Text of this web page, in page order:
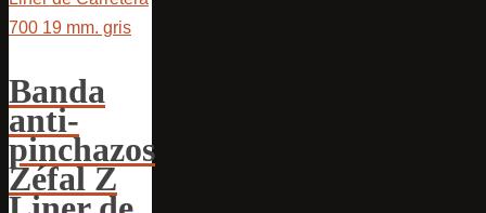
Banda
anti-
pinchazos
Zéfal Z